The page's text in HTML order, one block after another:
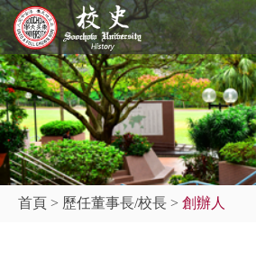
首頁 > 歷任董事長/校長 > 創辦人